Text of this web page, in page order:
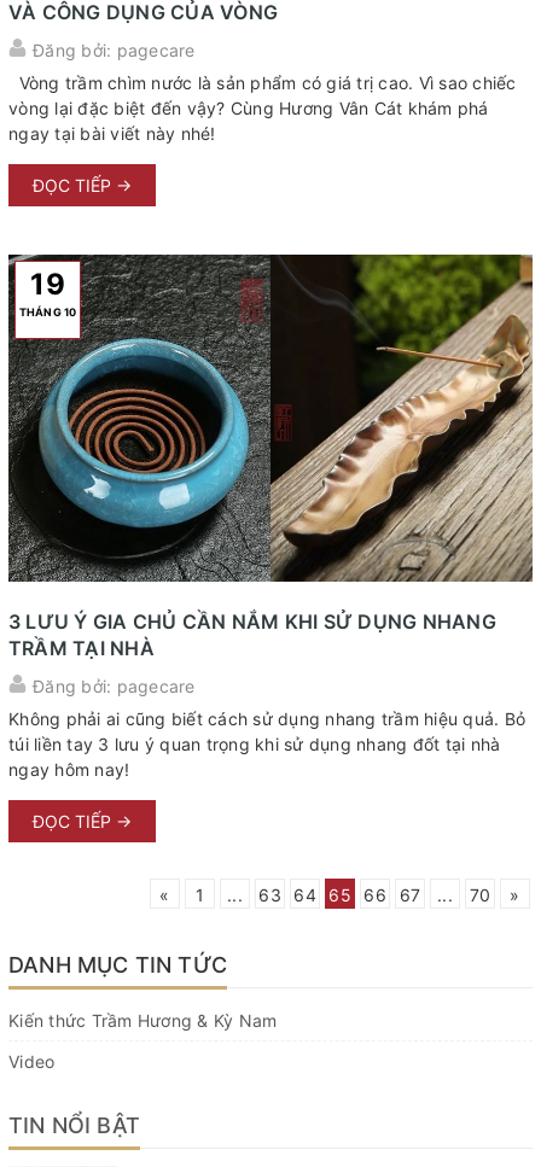
VÀ CÔNG DỤNG CỦA VÒNG
Đăng bởi: pagecare
vòng lại đặc biệt đến vậy? Cùng Hương Vân Cát khám phá
ngay tại bài viết này nhé!
ĐỌC TIẾP →
19
THÁNG 10
3 LƯU Ý GIA CHỦ CẦN NẮM KHI SỬ DỤNG NHANG
TRẦM TẠI NHÀ
Đăng bởi: pagecare
Không phải ai cũng biết cách sử dụng nhang trầm hiệu quả. Bỏ
túi liền tay 3 lưu ý quan trọng khi sử dụng nhang đốt tại nhà
ngay hôm nay!
ĐỌC TIẾP →
« 1 ... 63 64 65 66 67 ... 70 »
DANH MỤC TIN TỨC
Kiến thức Trầm Hương & Kỳ Nam
Video
TIN NỔI BẬT